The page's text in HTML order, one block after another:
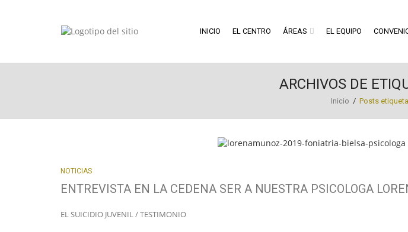
INICIO EL CENTRO ÁREAS EL EQUIPO
ARCHIVOS DE
Inicio / Posts
NOTICIAS
ENTREVISTA EN LA CEDENA SER A NUESTRA PSICOLOGA
EL SUICIDIO JUVENIL / TESTIMONIO